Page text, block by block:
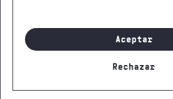
© 2026Manufactura de Ingenios
derechos están
Aceptar
Rechazar